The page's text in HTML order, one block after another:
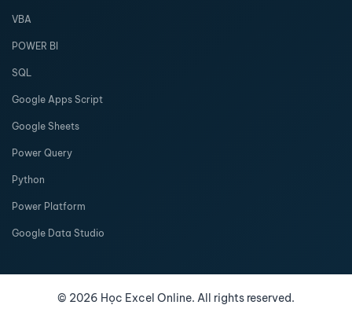
VBA
POWER BI
SQL
Google Apps Script
Google Sheets
Power Query
Python
Power Platform
Google Data Studio
© 2026 Học Excel Online. All rights reserved.